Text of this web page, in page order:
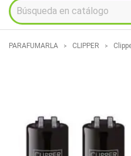
PARAFUMARLA CLIPPER